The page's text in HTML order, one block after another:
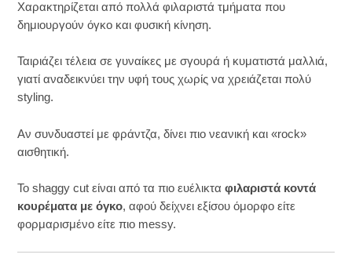
Χαρακτηρίζεται από πολλά φιλαριστά τμήματα που
δημιουργούν όγκο και φυσική κίνηση.
Ταιριάζει τέλεια σε γυναίκες με σγουρά ή κυματιστά μαλλιά,
γιατί αναδεικνύει την υφή τους χωρίς να χρειάζεται πολύ
styling.
Αν συνδυαστεί με φράντζα, δίνει πιο νεανική και «rock»
αισθητική.
Το shaggy cut είναι από τα πιο ευέλικταφιλαριστά κοντά
κουρέματα με όγκο, αφού δείχνει εξίσου όμορφο είτε
φορμαρισμένο είτε πιο messy.